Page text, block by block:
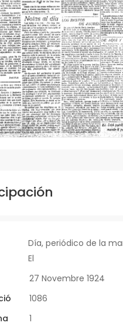
Día, periódico de la
El
27 Novembre 1924
1086
1